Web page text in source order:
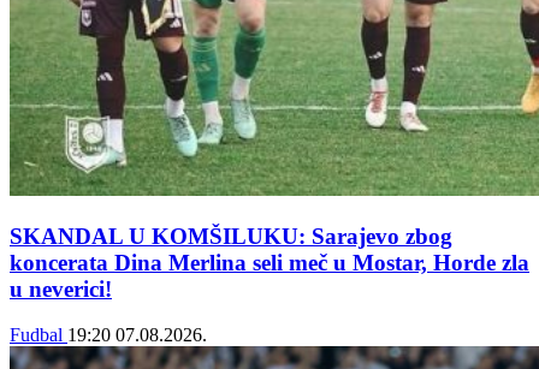
SKANDAL U KOMŠILUKU: Sarajevo zbog
koncerata Dina Merlina seli meč u Mostar, Horde zla
u neverici!
Fudbal 19:20 07.08.2026.